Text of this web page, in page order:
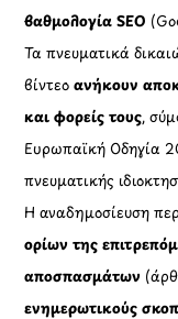
βαθμολογία SEO
Τα πνευματικά
βίντεοανήκουν
και φορείς τους,
Ευρωπαϊκή Οδηγία
πνευματικής
Η αναδημοσίευση
ορίων της
αποσπασμάτων
ενημερωτικούς